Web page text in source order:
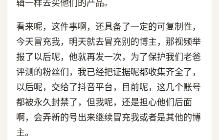
辑一样去买他们的产品。
看来呢，这件事啊，还具备了一定的可复制性，
今天冒充我，明天就去冒充别的博主，那视频举
报了以后呢，他就再发一次，为了保护我们老爸
评测的粉丝们，我已经把证据呢都收集齐全了，
以后呢，交给了抖音平台，目前呢，这几个账号
都被永久封禁了，但我呢，还是担心他们后面
啊，会弄新的号出来继续冒充我或者是其他的博
主。